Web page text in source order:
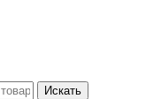
Искать